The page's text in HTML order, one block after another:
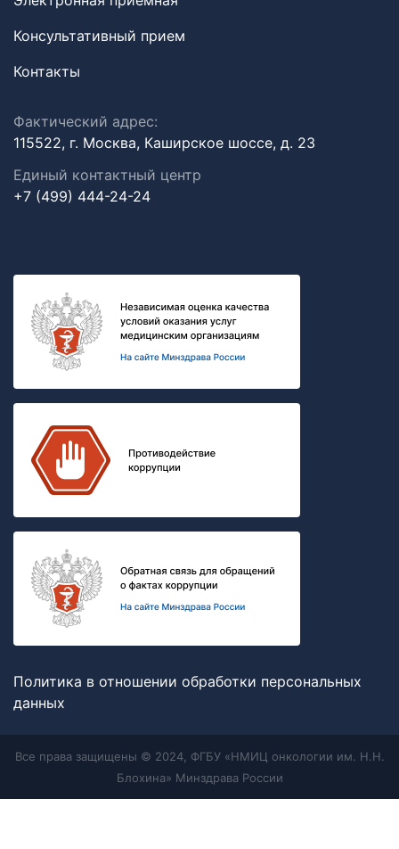
Консультативный прием
Контакты
Фактический адрес:
115522, г. Москва, Каширское шоссе, д. 23
Единый контактный центр
+7 (499) 444-24-24
Политика в отношении обработки персональных
данных
Все права защищены © 2024, ФГБУ «НМИЦ онкологии им. Н.Н.
Блохина» Минздрава России